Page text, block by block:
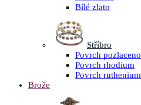
Bílé zlato
Stříbro
Povrch pozlaceno
Povrch rhodium
Povrch ruthenium
Brože